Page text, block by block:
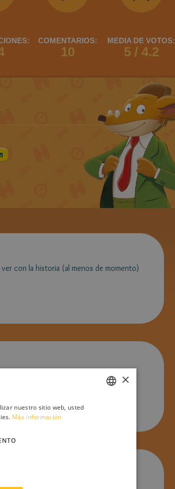
COMENTARIOS:
10
MEDIA DE VOTOS:
5 / 4.2
con la historia (al menos de momento)
×
nuestro sitio web, usted
Más información